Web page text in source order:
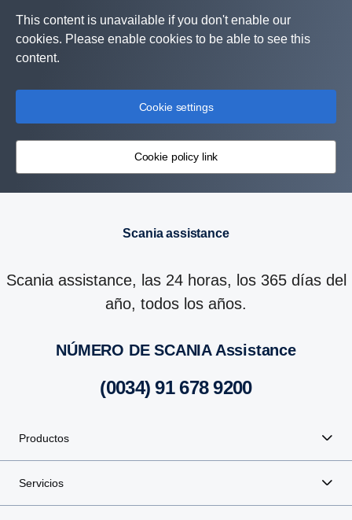
This content is unavailable if you don't enable our
cookies. Please enable cookies to be able to see this
content.
Cookie settings
Cookie policy link
Scania assistance
Scania assistance, las 24 horas, los 365 días del
año, todos los años.
NÚMERO DE SCANIA Assis­tance
(0034) 91 678 9200
Productos
Servicios